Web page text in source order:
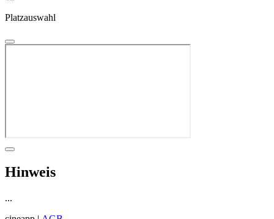
Platzauswahl
Hinweis
...